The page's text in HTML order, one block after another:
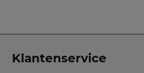
Klantenservice